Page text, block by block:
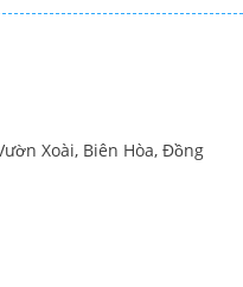
Xoài, Biên Hòa, Đồng